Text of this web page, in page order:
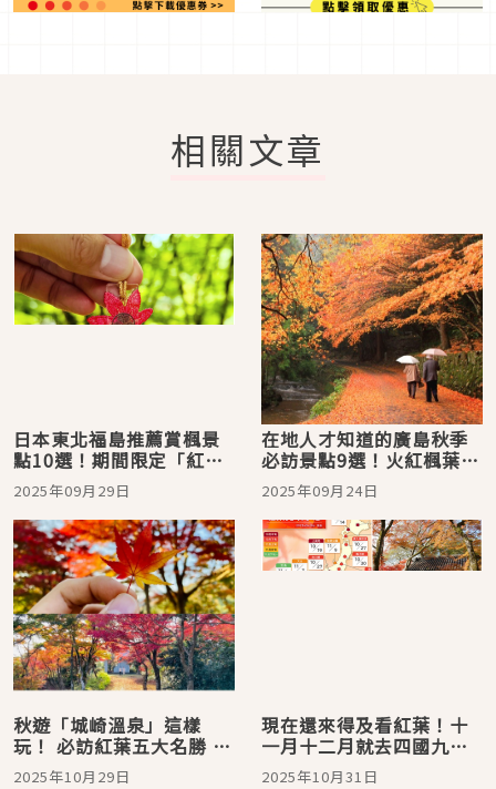
相關文章
日本東北福島推薦賞楓景
點10選！期間限定「紅葉
守」超美
2025年09月29日
在地人才知道的廣島秋季
必訪景點9選！火紅楓葉、
心形紅葉、金黃銀杏美到
令人窒息
2025年09月24日
秋遊「城崎溫泉」這樣
玩！ 必訪紅葉五大名勝 周
遊卡解鎖但馬秋景
2025年10月29日
現在還來得及看紅葉！十
一月十二月就去四國九州
吧
2025年10月31日